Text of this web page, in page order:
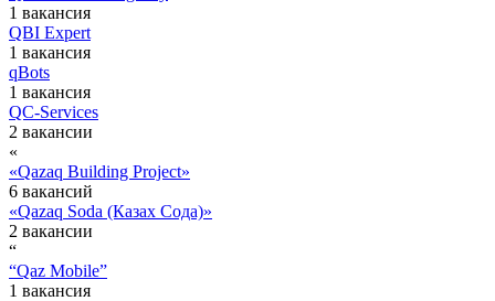
1 вакансия
QBI Expert
1 вакансия
qBots
1 вакансия
QC-Services
2 вакансии
«
«Qazaq Building Project»
6 вакансий
«Qazaq Soda (Казах Сода)»
2 вакансии
“
“Qaz Mobile”
1 вакансия